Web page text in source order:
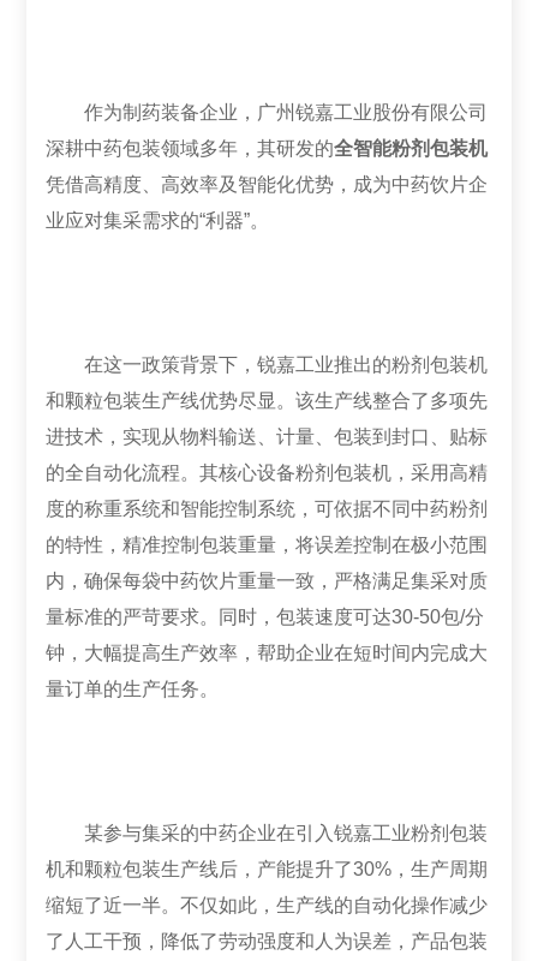
作为制药装备企业，广州锐嘉工业股份有限公司
深耕中药包装领域多年，其研发的全智能粉剂包装机
凭借高精度、高效率及智能化优势，成为中药饮片企
业应对集采需求的“利器”。
在这一政策背景下，锐嘉工业推出的粉剂包装机
和颗粒包装生产线优势尽显。该生产线整合了多项先
进技术，实现从物料输送、计量、包装到封口、贴标
的全自动化流程。其核心设备粉剂包装机，采用高精
度的称重系统和智能控制系统，可依据不同中药粉剂
的特性，精准控制包装重量，将误差控制在极小范围
内，确保每袋中药饮片重量一致，严格满足集采对质
量标准的严苛要求。同时，包装速度可达30-50包/分
钟，大幅提高生产效率，帮助企业在短时间内完成大
量订单的生产任务。
某参与集采的中药企业在引入锐嘉工业粉剂包装
机和颗粒包装生产线后，产能提升了30%，生产周期
缩短了近一半。不仅如此，生产线的自动化操作减少
了人工干预，降低了劳动强度和人为误差，产品包装